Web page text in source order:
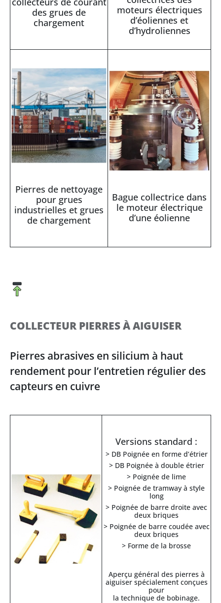
des grues de
chargement
moteurs électriques
d’éoliennes et
d’hydroliennes
Pierres de nettoyage
pour grues
industrielles et grues
de chargement
Bague collectrice dans
le moteur électrique
d’une éolienne
COLLECTEUR PIERRES À AIGUISER
Pierres abrasives en silicium à haut
rendement pour l’entretien régulier des
capteurs en cuivre
Versions standard :
> DB Poignée en forme d’étrier
> DB Poignée à double étrier
> Poignée de lime
> Poignée de tramway à style
long
> Poignée de barre droite avec
deux briques
> Poignée de barre coudée avec
deux briques
> Forme de la brosse
Aperçu général des pierres à
aiguiser spécialement conçues
pour
la technique de bobinage.